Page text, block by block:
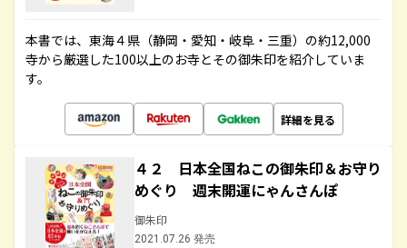
本書では、東海４県（静岡・愛知・岐阜・三重）の約12,000
寺から厳選した100以上のお寺とその御朱印を紹介していま
す。
詳細を見る
４２ 日本全国ねこの御朱印＆お守り
めぐり 週末開運にゃんさんぽ
御朱印
2021.07.26 発売